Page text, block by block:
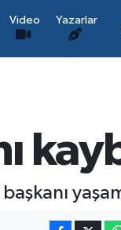
Video Yazarlar